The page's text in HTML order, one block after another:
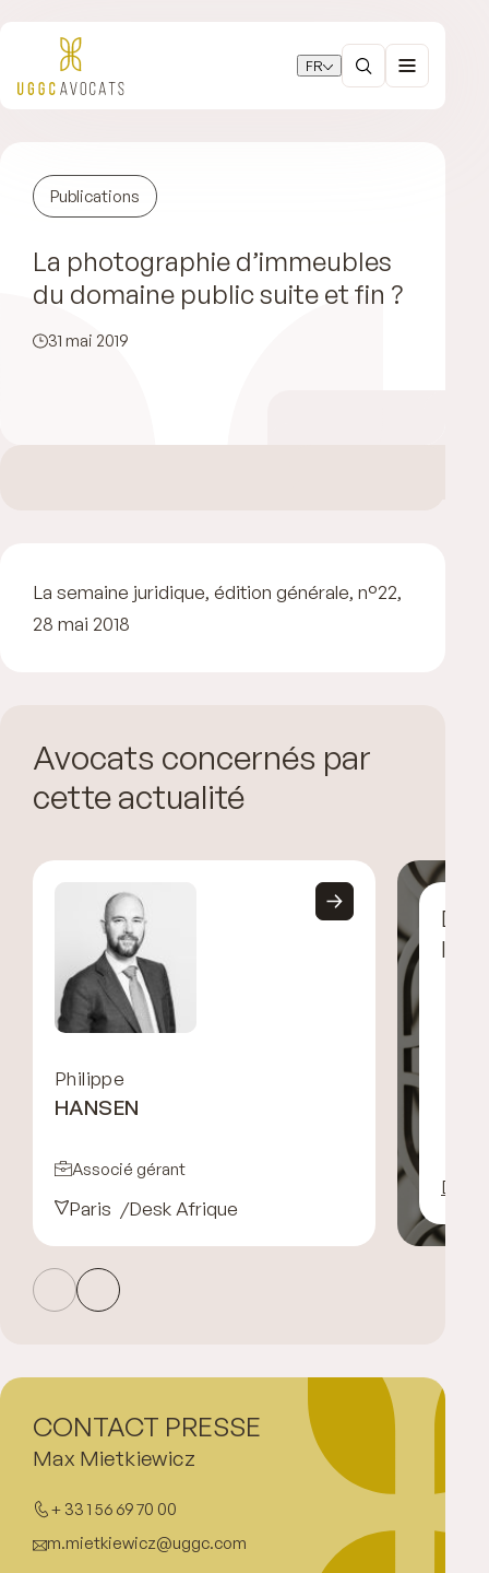
FR
Publications
La photographie d’immeubles
du domaine public suite et fin ?
31 mai 2019
La semaine juridique, édition générale, n°22,
28 mai 2018
Avocats concernés par
cette actualité
Philippe
HANSEN
Associé gérant
Paris Desk Afrique
Max Mietkiewicz
+ 33 1 56 69 70 00
m.mietkiewicz@uggc.com
CONTACT PRESSE